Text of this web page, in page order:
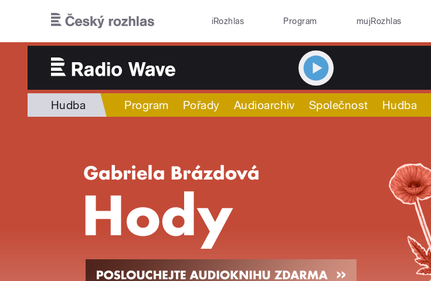
iRozhlas Program mujRozhlas
Hudba Program Pořady Audioarchiv Společnost Hudba